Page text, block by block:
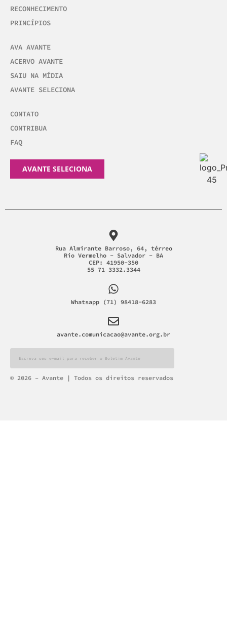
RECONHECIMENTO
PRINCÍPIOS
AVA AVANTE
ACERVO AVANTE
SAIU NA MÍDIA
AVANTE SELECIONA
CONTATO
CONTRIBUA
FAQ
AVANTE SELECIONA
Rua Almirante Barroso, 64, térreo
Rio Vermelho - Salvador - BA
CEP: 41950-350
55 71 3332.3344
Whatsapp (71) 98418-6283
avante.comunicacao@avante.org.br
Alternative:
© 2026 – Avante | Todos os direitos reservados